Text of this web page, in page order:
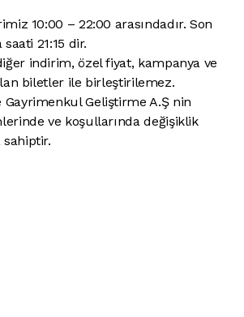
10:00 – 22:00 arasındadır. Son
21:15 dir.
indirim, özel fiyat, kampanya ve
biletler ile birleştirilemez.
Gayrimenkul Geliştirme A.Ş nin
ve koşullarında değişiklik
sahiptir.